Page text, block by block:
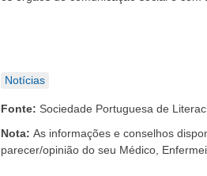
Notícias
Fonte: Sociedade Portuguesa de
Nota: As informações e conselhos
parecer/opinião do seu Médico,